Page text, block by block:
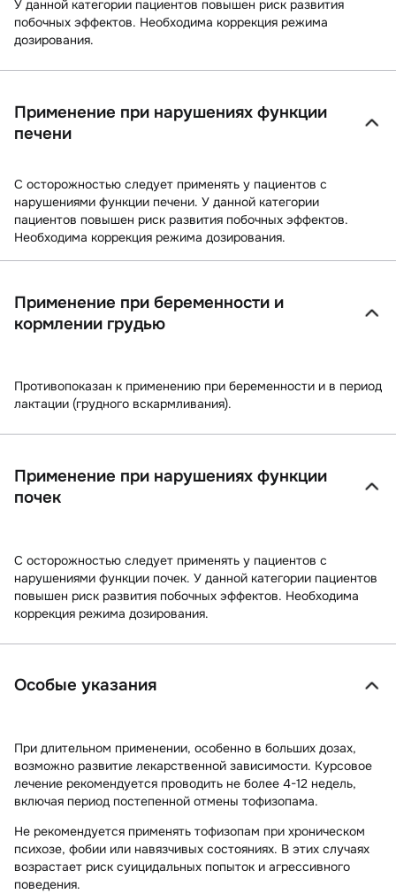
У данной категории пациентов повышен риск развития
побочных эффектов. Необходима коррекция режима
дозирования.
Применение при нарушениях функции
печени
С осторожностью следует применять у пациентов с
нарушениями функции печени. У данной категории
пациентов повышен риск развития побочных эффектов.
Необходима коррекция режима дозирования.
Применение при беременности и
кормлении грудью
Противопоказан к применению при беременности и в период
лактации (грудного вскармливания).
Применение при нарушениях функции
почек
С осторожностью следует применять у пациентов с
нарушениями функции почек. У данной категории пациентов
повышен риск развития побочных эффектов. Необходима
коррекция режима дозирования.
Особые указания
При длительном применении, особенно в больших дозах,
возможно развитие лекарственной зависимости. Курсовое
лечение рекомендуется проводить не более 4-12 недель,
включая период постепенной отмены тофизопама.
Не рекомендуется применять тофизопам при хроническом
психозе, фобии или навязчивых состояниях. В этих случаях
возрастает риск суицидальных попыток и агрессивного
поведения.